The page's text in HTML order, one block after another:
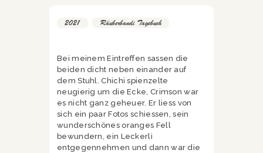
2021 Räuberbandi Tagebuch
Bei meinem Eintreffen sassen die
beiden dicht neben einander auf
dem Stuhl. Chichi spienzelte
neugierig um die Ecke, Crimson war
es nicht ganz geheuer. Er liess von
sich ein paar Fotos schiessen, sein
wunderschönes oranges Fell
bewundern, ein Leckerli
entgegennehmen und dann war die